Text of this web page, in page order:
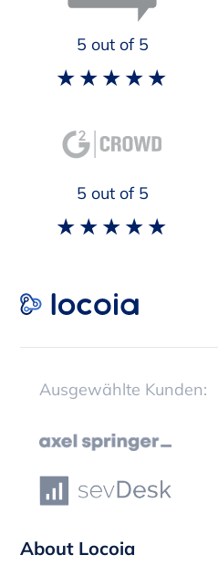
5 out of 5
5 out of 5
Ausgewählte Kunden:
About Locoia